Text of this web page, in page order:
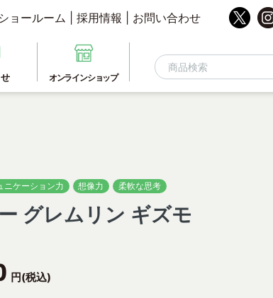
ショールーム 採用情報 お問い合わせ
オンラインショップ
ニケーション力 想像力 柔軟な思考
グレムリン ギズモ
円(税込)